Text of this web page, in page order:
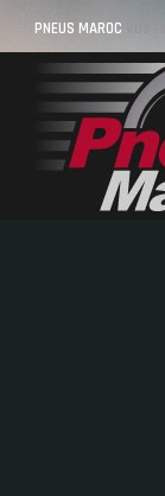
PNEUS MAROC VOS